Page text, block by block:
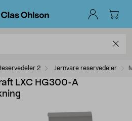
2 Jernvare reservedeler
LXC HG300-A